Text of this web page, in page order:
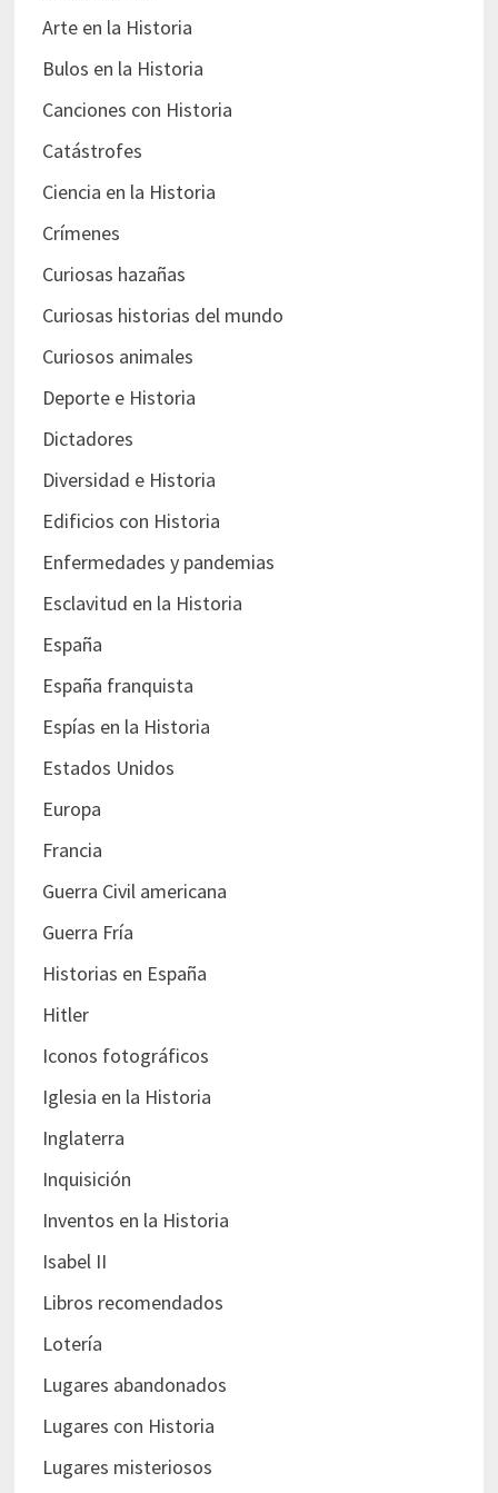
Arte en la Historia
Bulos en la Historia
Canciones con Historia
Catástrofes
Ciencia en la Historia
Crímenes
Curiosas hazañas
Curiosas historias del mundo
Curiosos animales
Deporte e Historia
Dictadores
Diversidad e Historia
Edificios con Historia
Enfermedades y pandemias
Esclavitud en la Historia
España
España franquista
Espías en la Historia
Estados Unidos
Europa
Francia
Guerra Civil americana
Guerra Fría
Historias en España
Hitler
Iconos fotográficos
Iglesia en la Historia
Inglaterra
Inquisición
Inventos en la Historia
Isabel II
Libros recomendados
Lotería
Lugares abandonados
Lugares con Historia
Lugares misteriosos